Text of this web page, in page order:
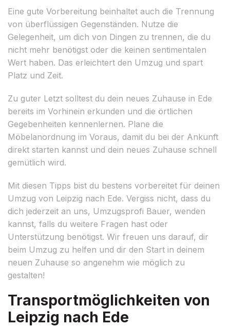
Eine gute Vorbereitung beinhaltet auch die Trennung
von überflüssigen Gegenständen. Nutze die
Gelegenheit, um dich von Dingen zu trennen, die du
nicht mehr benötigst oder die keinen sentimentalen
Wert haben. Das erleichtert den Umzug und spart
Platz und Zeit.
Zu guter Letzt solltest du dein neues Zuhause in Ede
bereits im Vorhinein erkunden und die örtlichen
Gegebenheiten kennenlernen. Plane die
Möbelanordnung im Voraus, damit du bei der Ankunft
direkt starten kannst und dein neues Zuhause schnell
gemütlich wird.
Mit diesen Tipps bist du bestens vorbereitet für deinen
Umzug von Leipzig nach Ede. Vergiss nicht, dass du
dich jederzeit an uns, Umzugsprofi Bauer, wenden
kannst, falls du weitere Fragen hast oder
Unterstützung benötigst. Wir freuen uns darauf, dir
beim Umzug zu helfen und dir den Start in deinem
neuen Zuhause so angenehm wie möglich zu
gestalten!
Transportmöglichkeiten von
Leipzig nach Ede